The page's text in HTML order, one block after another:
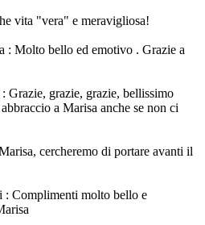
vita "vera" e meravigliosa!
: Molto bello ed emotivo . Grazie a
Grazie, grazie, grazie, bellissimo
a Marisa anche se non ci
cercheremo di portare avanti il
: Complimenti molto bello e